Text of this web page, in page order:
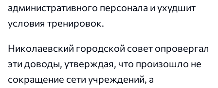
административного персонала и ухудшит
условия тренировок.
Николаевский городской совет опровергал
эти доводы, утверждая, что произошло не
сокращение сети учреждений, а